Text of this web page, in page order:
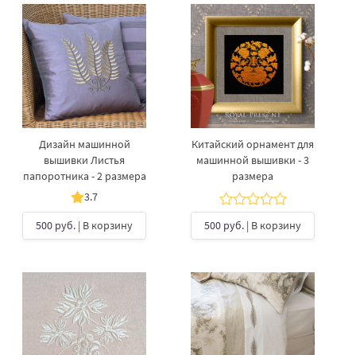
Дизайн машинной
вышивки Листья
папоротника - 2 размера
3.7
500 руб. | В корзину
Китайский орнамент для
машинной вышивки - 3
размера
500 руб. | В корзину